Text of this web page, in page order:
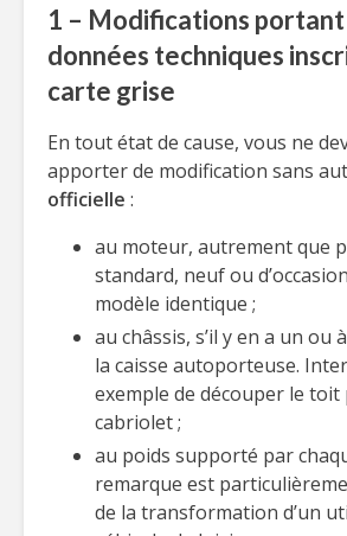
1 – Modifications portant
données techniques
carte grise
En tout état de cause, vous ne
apporter de modification sans
officielle :
au moteur, autrement que
standard, neuf ou
modèle identique ;
au châssis, s’il y en a un ou
la caisse autoporteuse.
exemple de découper le
cabriolet ;
au poids supporté par
remarque est
de la transformation d’un